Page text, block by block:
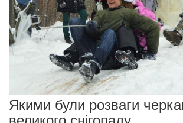
Якими були розваги